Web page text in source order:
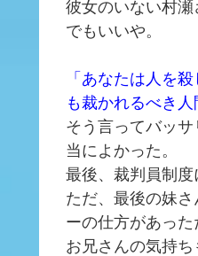
彼女のいない村
でもいいや。
「あなたは人を
も裁かれるべき人
そう言ってバッ
当によかった。
最後、裁判員制度
ただ、最後の妹
ーの仕方があった
お兄さんの気持